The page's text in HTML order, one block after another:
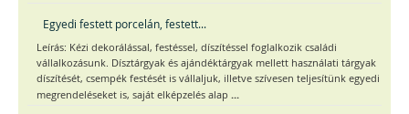
Egyedi festett porcelán, festett...
Leírás: Kézi dekorálással, festéssel, díszítéssel foglalkozik családi
vállalkozásunk. Dísztárgyak és ajándéktárgyak mellett használati tárgyak
díszítését, csempék festését is vállaljuk, illetve szívesen teljesítünk egyedi
megrendeléseket is, saját elképzelés alap ...